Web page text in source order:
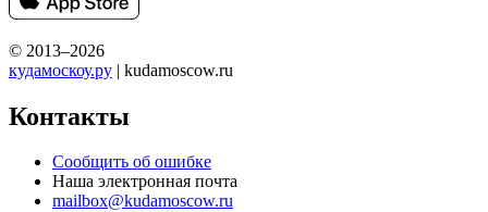
© 2013–2026
кудамоскоу.ру | kudamoscow.ru
Контакты
Сообщить об ошибке
Наша электронная почта
mailbox@kudamoscow.ru